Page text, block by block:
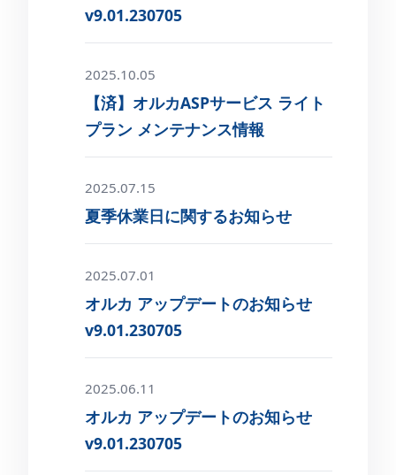
v9.01.230705
2025.10.05
【済】オルカASPサービス ライト
プラン メンテナンス情報
2025.07.15
夏季休業日に関するお知らせ
2025.07.01
オルカ アップデートのお知らせ
v9.01.230705
2025.06.11
オルカ アップデートのお知らせ
v9.01.230705